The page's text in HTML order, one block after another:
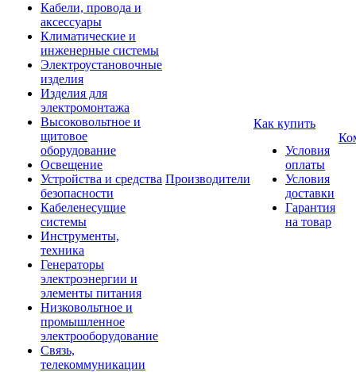
Кабели, провода и
аксессуары
Климатические и
инженерные системы
Электроустановочные
изделия
Изделия для
электромонтажа
Высоковольтное и
щитовое
оборудование
Освещение
Устройства и средства
безопасности
Кабеленесущие
системы
Инструменты,
техника
Генераторы
электроэнергии и
элементы питания
Низковольтное и
промышленное
электрооборудование
Связь,
телекоммуникации
Производители
Как купить
Условия
оплаты
Условия
доставки
Гарантия
на товар